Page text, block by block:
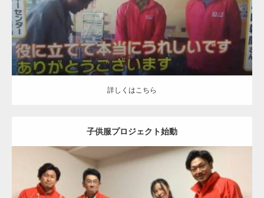
詳しくはこちら
詳しくはこちら
子供服プロジェクト始動